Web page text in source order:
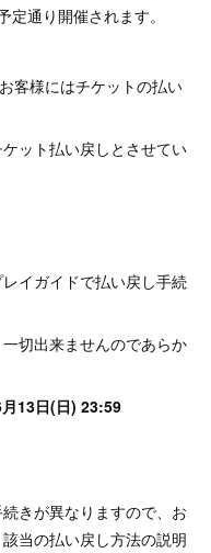
通り開催されます。
客様にはチケットの払い
ット払い戻しとさせてい
イガイドで払い戻し手続
切出来ませんのであらか
13日(日) 23:59
きが異なりますので、お
当の払い戻し方法の説明